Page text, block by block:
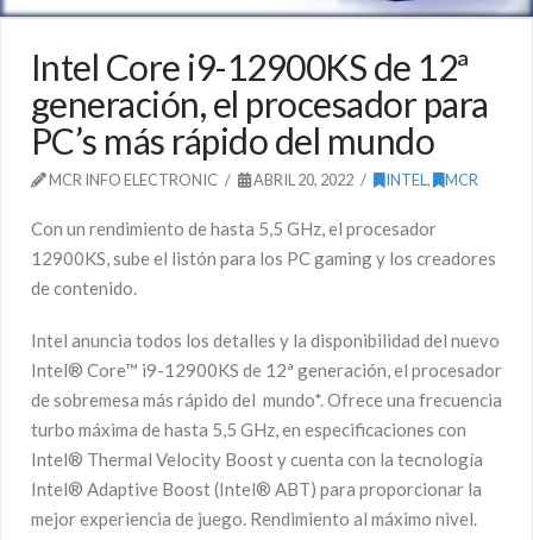
Intel Core i9-12900KS de 12ª
generación, el procesador para
PC’s más rápido del mundo
MCR INFO ELECTRONIC ABRIL 20, 2022 INTEL, MCR
Con un rendimiento de hasta 5,5 GHz, el procesador
12900KS, sube el listón para los PC gaming y los creadores
de contenido.
Intel anuncia todos los detalles y la disponibilidad del nuevo
Intel® Core™ i9-12900KS de 12ª generación, el procesador
de sobremesa más rápido del mundo*. Ofrece una frecuencia
turbo máxima de hasta 5,5 GHz, en especificaciones con
Intel® Thermal Velocity Boost y cuenta con la tecnología
Intel® Adaptive Boost (Intel® ABT) para proporcionar la
mejor experiencia de juego. Rendimiento al máximo nivel.